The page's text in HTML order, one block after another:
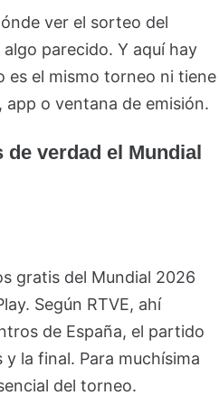
ver el sorteo del
algo parecido. Y aquí hay
es el mismo torneo ni tiene
o ventana de emisión.
verdad el Mundial
gratis del Mundial 2026
Según RTVE, ahí
de España, el partido
y la final. Para muchísima
del torneo.